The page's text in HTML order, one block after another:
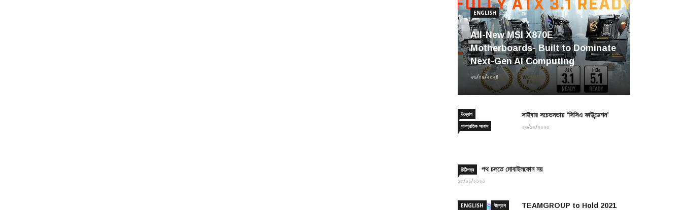
ENGLISH
All-New MSI X870E
Motherboards- Built to Dominate
Next-Gen AI Computing
২৬/০৯/২০২৪
উদ্যোগ
সাম্প্রতিক সংবাদ
সাইবার সচেতনতায় ‘সিসিএ ফাউন্ডেশন’
২৩/১২/২০২০
চিঠিপত্র পথ চলতে মোবাইলফোন নয়
১৫/০১/২০২০
ENGLISH
উদ্যোগ
TEAMGROUP to Hold 2021